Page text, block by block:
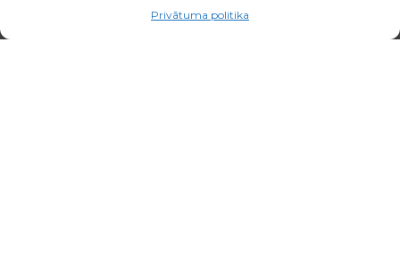
Privātuma politika